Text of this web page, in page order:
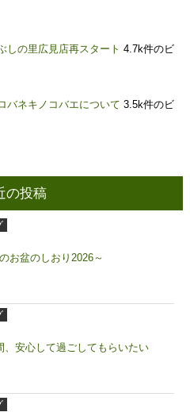
しの里広見店再スタート 4.7k件のビ
バネキノコバエについて 3.5k件のビ
の投稿
お盆のしおり2026～
、安心して過ごしてもらいたい